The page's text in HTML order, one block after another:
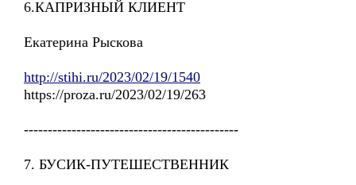
6.КАПРИЗНЫЙ КЛИЕНТ
Екатерина Рыскова
http://stihi.ru/2023/02/19/1540
https://proza.ru/2023/02/19/263
---------------------------------------------
7. БУСИК-ПУТЕШЕСТВЕННИК